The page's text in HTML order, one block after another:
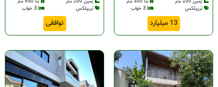
تریپلکس
13 میلیارد
تریپلکس
توافقی